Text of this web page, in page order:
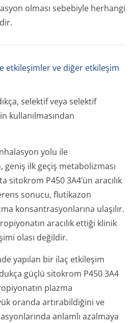
olması sebebiyle herhangi
etkileşimler ve diğer etkileşim
selektif veya selektif
kullanılmasından
yolu ile
geniş ilk geçiş metabolizması
sitokrom P450 3A4’ün aracılık
sonucu, flutikazon
konsantrasyonlarına ulaşılır.
aracılık ettiği klinik
olası değildir.
yapılan bir ilaç etkileşim
güçlü sitokrom P450 3A4
plazma
oranda artırabildiğini ve
anlamlı azalmaya